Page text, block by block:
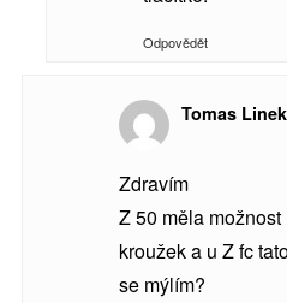
Odpovědět
Tomas Linek
Zdravím
Z 50 měla
kroužek a u Z fc
se mýlím?